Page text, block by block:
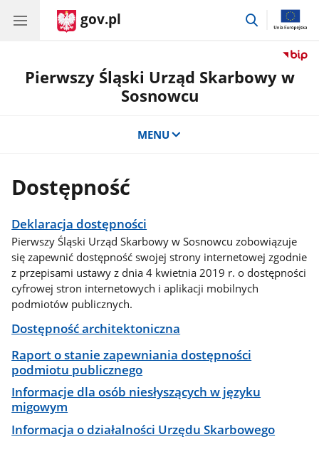
gov.pl
przejdź
Pierwszy Śląski Urząd Skarbowy w
Sosnowcu
MENU
Dostępność
Deklaracja dostępności
Pierwszy Śląski Urząd Skarbowy w Sosnowcu zobowiązuje
się zapewnić dostępność swojej strony internetowej zgodnie
z przepisami ustawy z dnia 4 kwietnia 2019 r. o dostępności
cyfrowej stron internetowych i aplikacji mobilnych
podmiotów publicznych.
Dostępność architektoniczna
Raport o stanie zapewniania dostępności
podmiotu publicznego
Informacje dla osób niesłyszących w języku
migowym
Informacja o działalności Urzędu Skarbowego